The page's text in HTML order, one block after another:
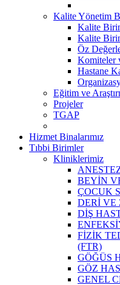
Kalite Yönetim
Kalite
Kalite
Öz
Komiteler
Hastane
Eğitim ve
Projeler
TGAP
Hizmet Binalarımız
Tıbbi Birimler
Kliniklerimiz
BEYİN
ÇOCUK
DERİ VE
DİŞ
FİZİK
(FTR)
GÖĞÜS
GÖZ
GENEL